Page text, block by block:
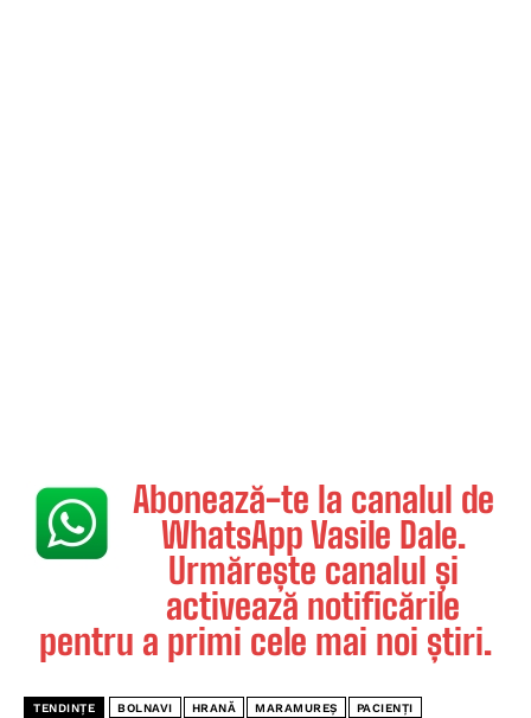
Abonează-te la canalul de
WhatsApp Vasile Dale.
Urmărește canalul și
activează notificările
pentru a primi cele mai noi știri.
TENDINȚE BOLNAVI HRANĂ MARAMUREȘ PACIENȚI